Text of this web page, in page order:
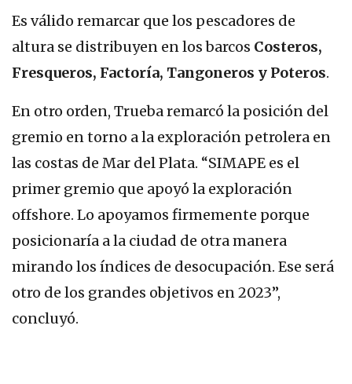
Es válido remarcar que los pescadores de
altura se distribuyen en los barcos Costeros,
Fresqueros, Factoría, Tangoneros y Poteros.
En otro orden, Trueba remarcó la posición del
gremio en torno a la exploración petrolera en
las costas de Mar del Plata. “SIMAPE es el
primer gremio que apoyó la exploración
offshore. Lo apoyamos firmemente porque
posicionaría a la ciudad de otra manera
mirando los índices de desocupación. Ese será
otro de los grandes objetivos en 2023”,
concluyó.